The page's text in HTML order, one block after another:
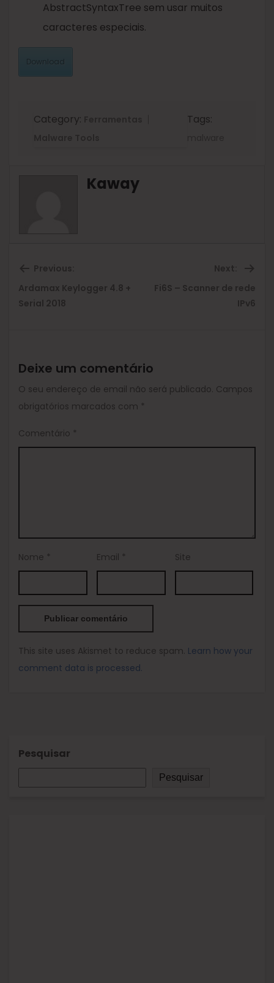
AbstractSyntaxTree sem usar muitos
caracteres especiais.
Category: Tags:
Kaway
Previous:
Previous
Ardamax Keylogger 4.8 +
Serial 2018
Next:
Fi6S – Scanner de rede
IPv6
Deixe um comentário
O seu endereço de email não será publicado. Campos
obrigatórios marcados com *
Comentário *
Nome * Email * Site
This site uses Akismet to reduce spam. Learn how your
comment data is processed.
Pesquisar
Pesquisar